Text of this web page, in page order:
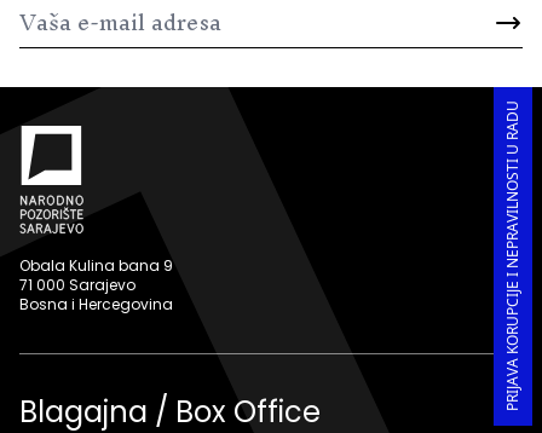
PRIJAVA KORUPCIJE I NEPRAVILNOSTI U RADU
Obala Kulina bana 9
71 000 Sarajevo
Bosna i Hercegovina
Blagajna / Box Office